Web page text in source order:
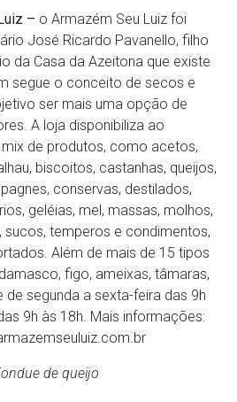
– o Armazém Seu Luiz foi
José Ricardo Pavanello, filho
da Casa da Azeitona que existe
segue o conceito de secos e
ser mais uma opção de
A loja disponibiliza ao
de produtos, como acetos,
biscoitos, castanhas, queijos,
conservas, destilados,
geléias, mel, massas, molhos,
sucos, temperos e condimentos,
Além de mais de 15 tipos
figo, ameixas, tâmaras,
de segunda a sexta-feira das 9h
9h às 18h. Mais informações:
de queijo